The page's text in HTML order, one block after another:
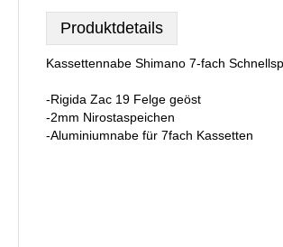
Produktdetails
Kassettennabe Shimano 7-fach
-Rigida Zac 19 Felge geöst
-2mm Nirostaspeichen
-Aluminiumnabe für 7fach Kassetten